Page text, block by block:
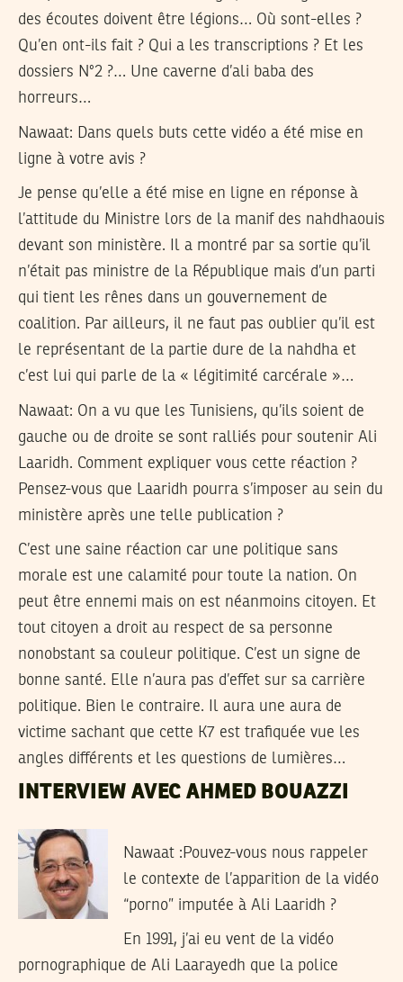
des écoutes doivent être légions… Où sont-elles ?
Qu’en ont-ils fait ? Qui a les transcriptions ? Et les
dossiers N°2 ?… Une caverne d’ali baba des
horreurs…
Nawaat: Dans quels buts cette vidéo a été mise en
ligne à votre avis ?
Je pense qu’elle a été mise en ligne en réponse à
l’attitude du Ministre lors de la manif des nahdhaouis
devant son ministère. Il a montré par sa sortie qu’il
n’était pas ministre de la République mais d’un parti
qui tient les rênes dans un gouvernement de
coalition. Par ailleurs, il ne faut pas oublier qu’il est
le représentant de la partie dure de la nahdha et
c’est lui qui parle de la « légitimité carcérale »…
Nawaat: On a vu que les Tunisiens, qu’ils soient de
gauche ou de droite se sont ralliés pour soutenir Ali
Laaridh. Comment expliquer vous cette réaction ?
Pensez-vous que Laaridh pourra s’imposer au sein du
ministère après une telle publication ?
C’est une saine réaction car une politique sans
morale est une calamité pour toute la nation. On
peut être ennemi mais on est néanmoins citoyen. Et
tout citoyen a droit au respect de sa personne
nonobstant sa couleur politique. C’est un signe de
bonne santé. Elle n’aura pas d’effet sur sa carrière
politique. Bien le contraire. Il aura une aura de
victime sachant que cette K7 est trafiquée vue les
angles différents et les questions de lumières…
INTERVIEW AVEC AHMED BOUAZZI
Nawaat : Pouvez-vous nous rappeler
le contexte de l’apparition de la vidéo
“porno” imputée à Ali Laaridh ?
En 1991, j’ai eu vent de la vidéo
pornographique de Ali Laarayedh que la police